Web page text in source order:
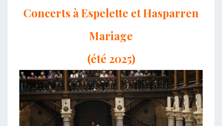
Concerts à Espelette et Hasparren
Mariage
(été 2025)